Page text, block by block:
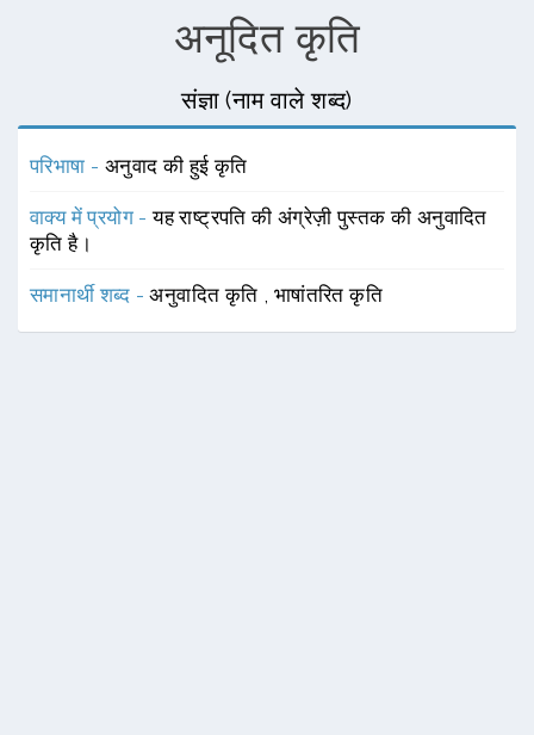
अनूदित कृति
संज्ञा (नाम वाले शब्द)
परिभाषा - अनुवाद की हुई कृति
वाक्य में प्रयोग -यह राष्ट्रपति की अंग्रेज़ी पुस्तक की अनुवादित
कृति है।
समानार्थी शब्द -अनुवादित कृति , भाषांतरित कृति